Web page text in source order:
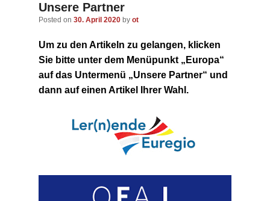
Unsere Partner
Posted on 30. April 2020 by ot
Um zu den Artikeln zu gelangen, klicken
Sie bitte unter dem Menüpunkt „Europa“
auf das Untermenü „Unsere Partner“ und
dann auf einen Artikel Ihrer Wahl.